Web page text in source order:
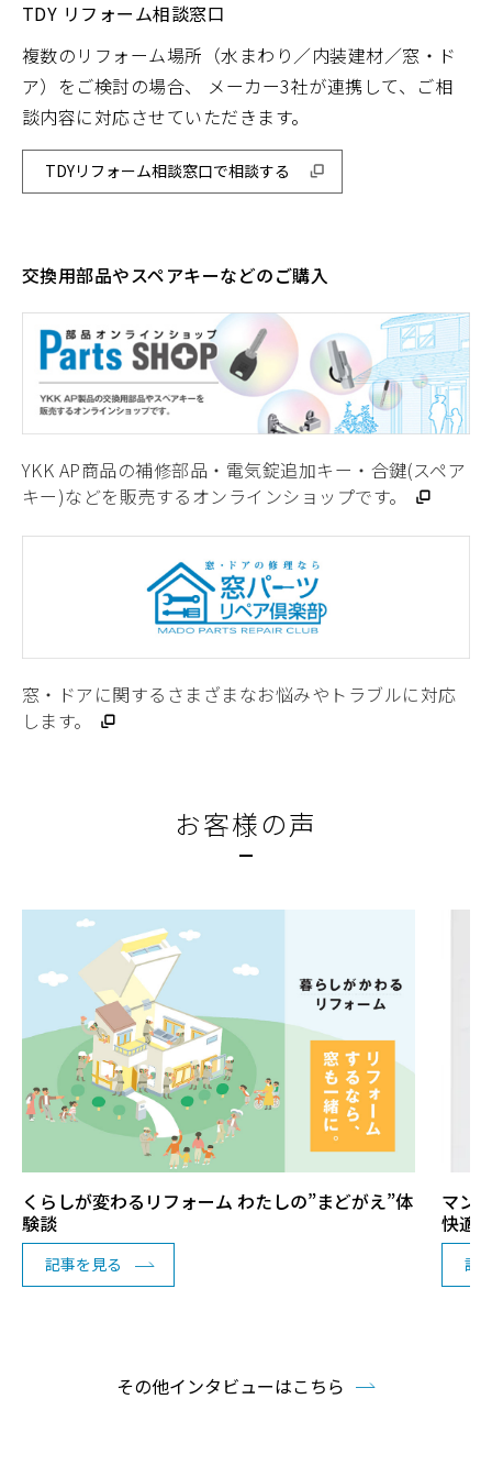
TDY リフォーム相談窓口
複数のリフォーム場所（水まわり／内装建材／窓・ド
ア）をご検討の場合、 メーカー3社が連携して、ご相
談内容に対応させていただきます。
TDYリフォーム相談窓口で相談する
交換用部品やスペアキーなどのご購入
YKK AP商品の補修部品・電気錠追加キー・合鍵(スペア
キー)などを販売するオンラインショップです。
窓・ドアに関するさまざまなお悩みやトラブルに対応
します。
お客様の声
くらしが変わるリフォーム わたしの”まどがえ”体
験談
記事を見る
マン
快適
記
その他インタビューはこちら